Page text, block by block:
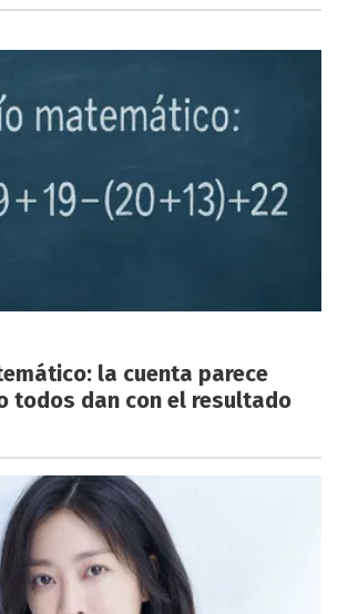
la cuenta parece
todos dan con el resultado